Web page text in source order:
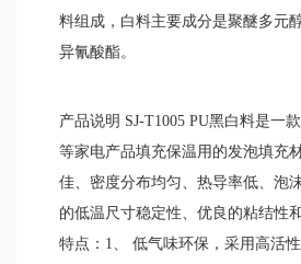
料组成，白料主要成分是聚醚多元
异氰酸酯。
产品说明 SJ-T1005 PU黑白料是一
等家电产品填充保温用的发泡填充
佳、密度分布均匀、热导率低、泡
的低温尺寸稳定性、优良的粘结性
特点：1、 低气味环保，采用高活